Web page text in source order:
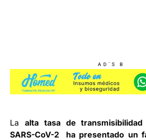
AD'S B
La alta tasa de
SARS-CoV-2 ha presentado un